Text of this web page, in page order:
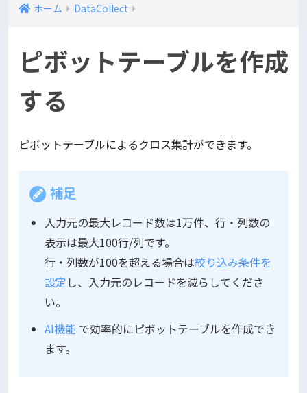
ホーム DataCollect
ピボットテーブルを作成
する
ピボットテーブルによるクロス集計ができます。
補足
入力元の最大レコード数は1万件、行・列数の
表示は最大100行/列です。
行・列数が100を超える場合は絞り込み条件を
設定し、入力元のレコードを減らしてくださ
い。
AI機能 で効率的にピボットテーブルを作成でき
ます。